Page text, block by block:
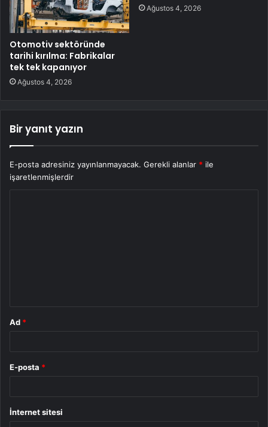
Otomotiv sektöründe
tarihi kırılma: Fabrikalar
tek tek kapanıyor
Ağustos 4, 2026
Ağustos 4, 2026
Bir yanıt yazın
E-posta adresiniz yayınlanmayacak. Gerekli alanlar * ile
işaretlenmişlerdir
Ad *
E-posta *
İnternet sitesi